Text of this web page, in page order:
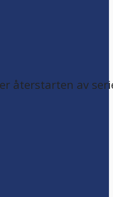
återstarten av